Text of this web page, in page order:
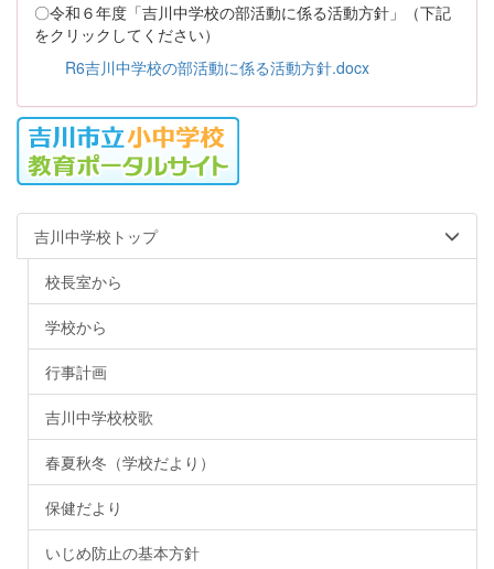
〇令和６年度「吉川中学校の部活動に係る活動方針」（下記
をクリックしてください）
R6吉川中学校の部活動に係る活動方針.docx
吉川中学校トップ
校長室から
学校から
行事計画
吉川中学校校歌
春夏秋冬（学校だより）
保健だより
いじめ防止の基本方針